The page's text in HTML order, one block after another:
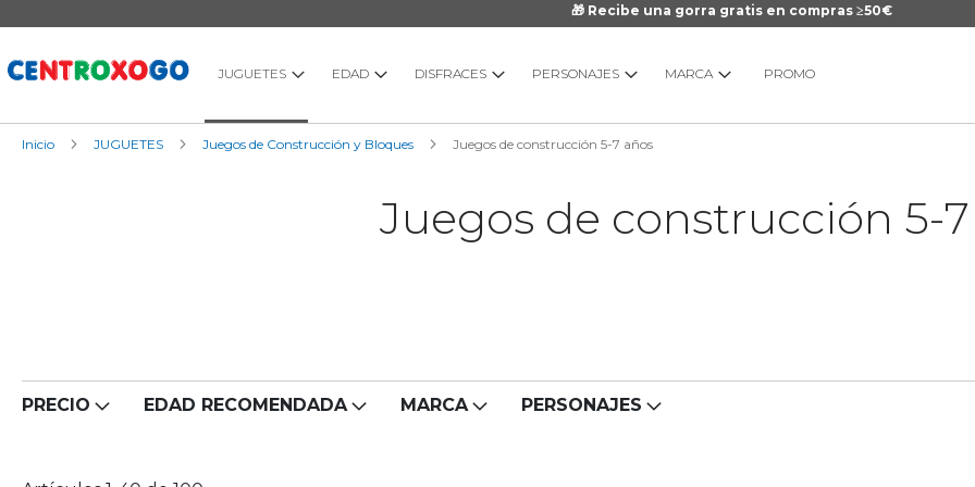
🎁 Recibe una gorra gratis en compras ≥50€
al
JUGUETES EDAD DISFRACES PERSONAJES MARCA PROMO
Inicio JUGUETES Juegos de Construcción y Bloques Juegos de construcción 5-7 años
Juegos de construcción 5-
PRECIO EDAD RECOMENDADA MARCA PERSONAJES